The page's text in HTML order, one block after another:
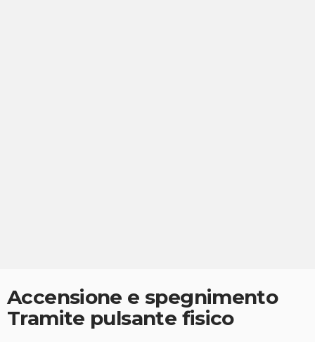
Accensione e spegnimento
Tramite pulsante fisico